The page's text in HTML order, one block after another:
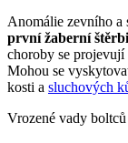
Anomálie zevního a
první žaberní
choroby se
Mohou se
kosti a sluchových
Vrozené vady